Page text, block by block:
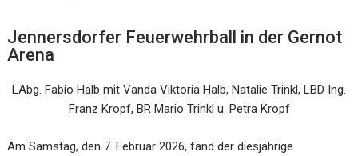
Jennersdorfer Feuerwehrball in der Gernot
Arena
LAbg. Fabio Halb mit Vanda Viktoria Halb, Natalie Trinkl, LBD Ing.
Franz Kropf, BR Mario Trinkl u. Petra Kropf
Am Samstag, den 7. Februar 2026, fand der diesjährige